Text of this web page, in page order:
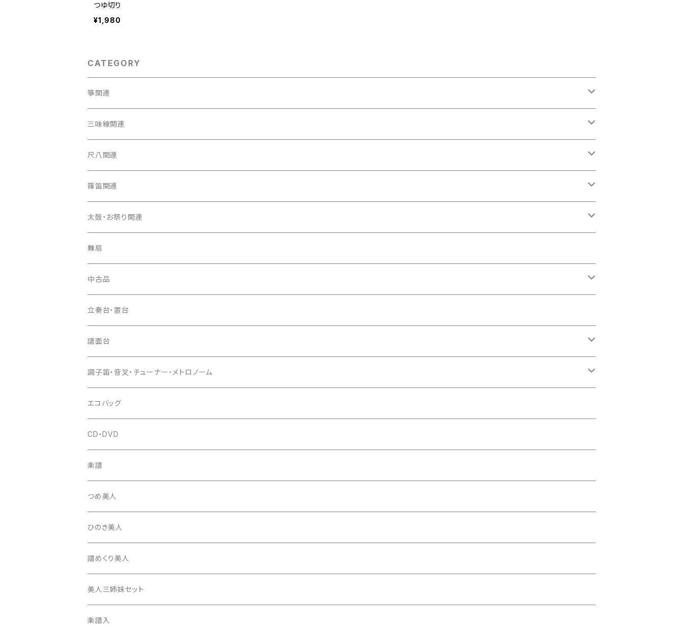
つゆ切り
¥1,980
CATEGORY
箏関連
箏（本体）
箏カバー
箏袋
口前袋・尾布
爪・爪輪
爪入
爪駒入
猫足入
爪ばさみ
箏柱
柱入
平柱入
三角柱入
琴台
13絃用琴台（低）
13絃用琴台（高）
桐柱箱
消音フェルト
三味線関連
三味線（本体）
三味線ケース
長トランク・三ツ折トランク
ソフトケース
雨用カバー
長袋・三ツ組袋・胴袋
胴掛
根緒
糸
(丸三) 寿糸
はつね糸
駒
地唄駒
長唄駒
糸駒入
爪駒入
撥入
一丁撥入
三角撥入（ファスナー式）
撥
長唄・民謡撥
地唄撥
撥さや
撥滑り止めゴム
ひざゴム・胴ゴム・おひざもと
天神袋
尺八関連
尺八（本体）
尺八袋
歌口キャップ
つゆ切り
篠笛関連
篠笛（本体）
お祭り用６穴
お祭り用７穴
篠笛袋
太鼓・お祭り関連
太鼓（本体）
太鼓撥
手拍子（チャンチャン）
当り鉦
シュモク（当り鉦バチ）
舞扇
中古品
箏（本体）
三味線（本体）
立奏台・置台
譜面台
座奏用譜面台
立奏用譜面台
調子笛・音叉・チューナー・メトロノーム
調子笛・音叉
チューナー・メトロノーム
エコバッグ
CD・DVD
楽譜
つめ美人
ひのき美人
譜めくり美人
美人三姉妹セット
楽譜入